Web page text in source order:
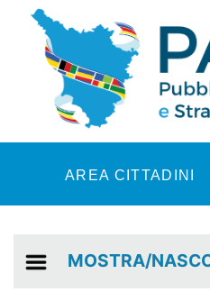
Skip to main content
AREA CITTADINI
MOSTRA/